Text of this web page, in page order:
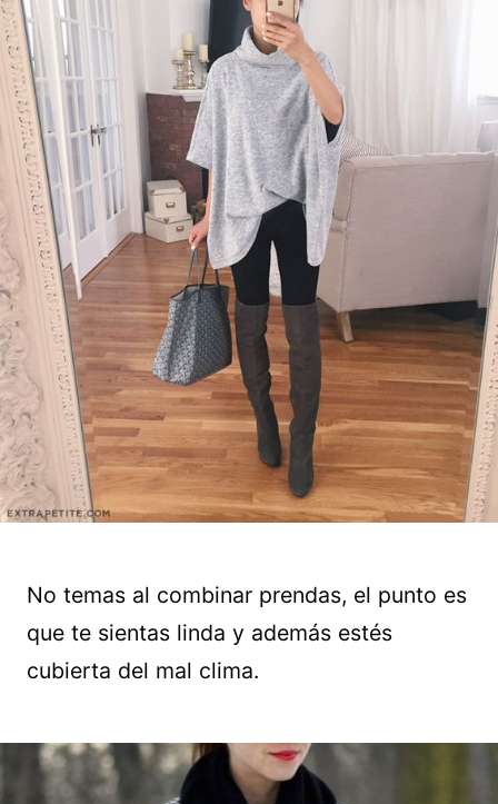
No temas al combinar prendas, el punto es
que te sientas linda y además estés
cubierta del mal clima.